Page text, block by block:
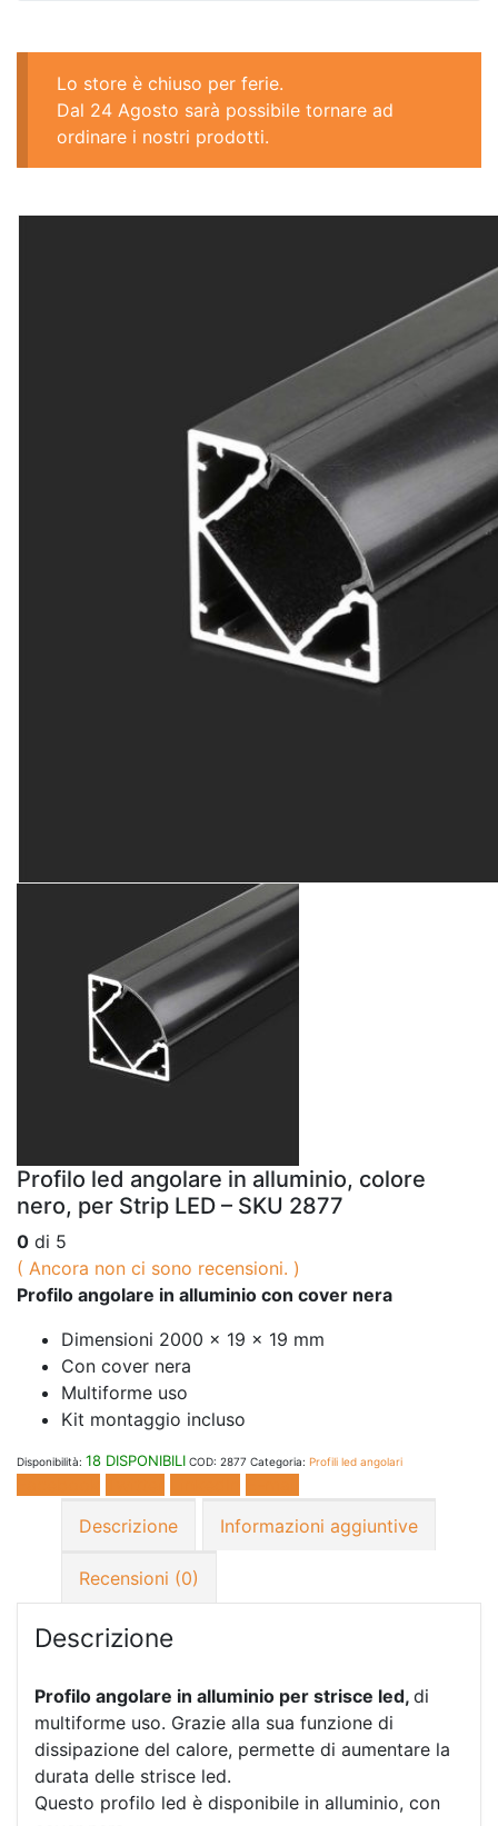
Lo store è chiuso per ferie.
Dal 24 Agosto sarà possibile tornare ad
ordinare i nostri prodotti.
Profilo led angolare in alluminio, colore
nero, per Strip LED – SKU 2877
0 di 5
( Ancora non ci sono recensioni. )
Profilo angolare in alluminio con cover nera
Dimensioni 2000 x 19 x 19 mm
Con cover nera
Multiforme uso
Kit montaggio incluso
Disponibilità: 18 DISPONIBILI COD: 2877 Categoria: Profili led angolari
Descrizione
Informazioni aggiuntive
Recensioni (0)
Descrizione
Profilo angolare in alluminio per strisce led, di
multiforme uso. Grazie alla sua funzione di
dissipazione del calore, permette di aumentare la
durata delle strisce led.
Questo profilo led è disponibile in alluminio, con